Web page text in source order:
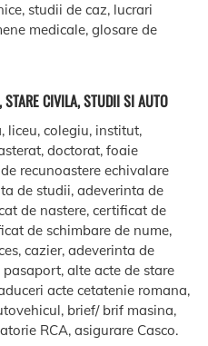
studii de caz, lucrari
medicale, glosare de
STARE CIVILA, STUDII SI AUTO
liceu, colegiu, institut,
doctorat, foaie
recunoastere echivalare
de studii, adeverinta de
de nastere, certificat de
de schimbare de nume,
cazier, adeverinta de
alte acte de stare
acte cetatenie romana,
brief/ brif masina,
RCA, asigurare Casco.